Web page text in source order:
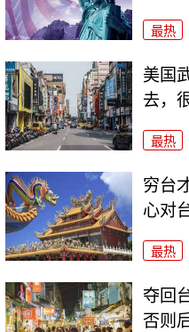
最热
美国
去，
最热
穷台
心对
最热
夺回
否则